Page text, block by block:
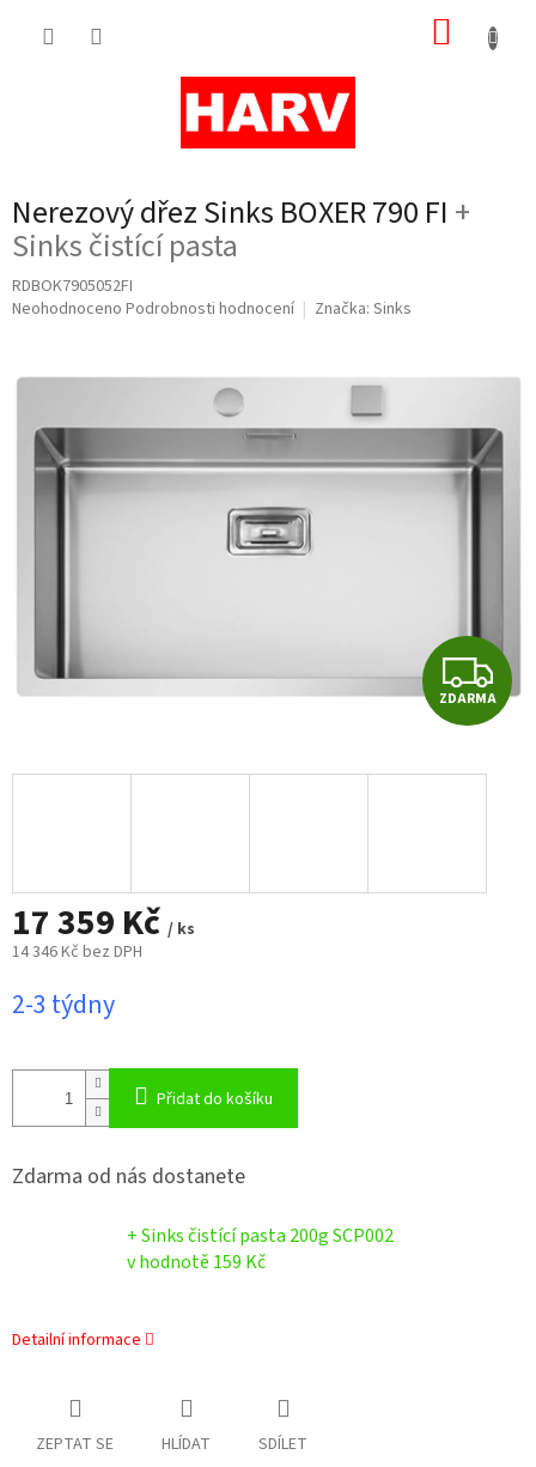
Nerezový dřez Sinks BOXER 790 FI +
Sinks čistící pasta
RDBOK7905052FI
Průměrné
je
hvězdiček.
Neohodnoceno Podrobnosti hodnocení Značka: Sinks
Z
D
ZDARMA
17 359 Kč / ks
14 346 Kč bez DPH
cena:
2-3 týdny
Přidat do košíku
Zdarma od nás dostanete
+ Sinks čistící pasta 200g SCP002
v hodnotě 159 Kč
Detailní informace
ZEPTAT SE HLÍDAT SDÍLET